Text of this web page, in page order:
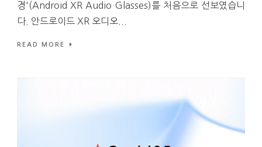
경'(Android XR Audio Glasses)를 처음으로 선보였습니
다. 안드로이드 XR 오디오...
READ MORE